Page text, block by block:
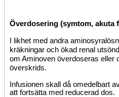
Överdosering (symtom, akuta
I likhet med andra
kräkningar och ökad renal
om Aminoven överdoseras eller
överskrids.
Infusionen skall då omedelbart
att fortsätta med reducerad dos.